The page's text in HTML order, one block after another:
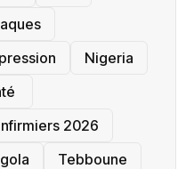
‎Nigeria
2026
Tebboune